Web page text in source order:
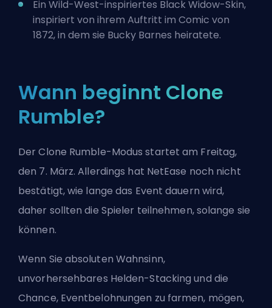
Ein Wild-West-inspiriertes Black Widow-Skin,
inspiriert von ihrem Auftritt im Comic von
1872, in dem sie Bucky Barnes heiratete.
Wann beginnt Clone
Rumble?
Der Clone Rumble-Modus startet am Freitag,
den 7. März. Allerdings hat NetEase noch nicht
bestätigt, wie lange das Event dauern wird,
daher sollten die Spieler teilnehmen, solange sie
können.
Wenn Sie absoluten Wahnsinn,
unvorhersehbares Helden-Stacking und die
Chance, Eventbelohnungen zu farmen, mögen,